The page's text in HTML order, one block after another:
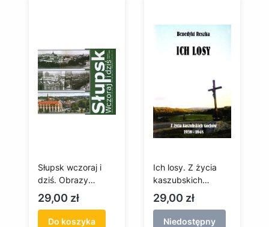
Słupsk wczoraj i
dziś. Obrazy
miasta w fotografii
XX i XXI wieku
Cena
29,00 zł
Do koszyka
Ich losy. Z życia
kaszubskich
Gochów
Cena
29,00 zł
Niedostępny